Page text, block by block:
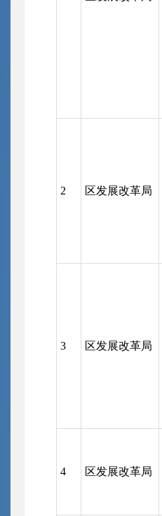
2 区发展改革局
3 区发展改革局
4 区发展改革局